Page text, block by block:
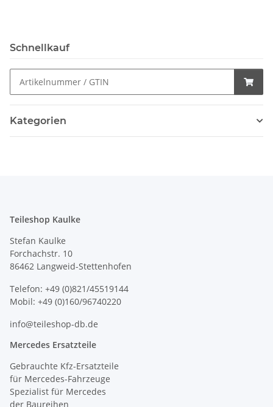
Schnellkauf
Kategorien
Teileshop Kaulke
Stefan Kaulke
Forchachstr. 10
86462 Langweid-Stettenhofen
Telefon: +49 (0)821/45519144
Mobil: +49 (0)160/96740220
info@teileshop-db.de
Mercedes Ersatzteile
Gebrauchte Kfz-Ersatzteile
für Mercedes-Fahrzeuge
Spezialist für Mercedes
der Baureihen